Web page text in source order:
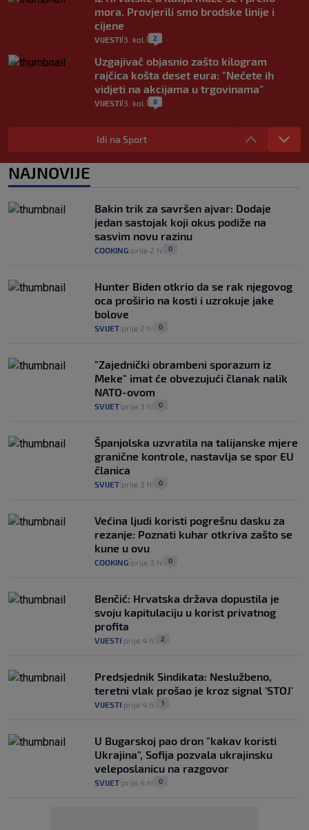
mora. Provjerili smo brodske linije i
cijene
VIJESTI 3. kol. 2
Uzgajivač objasnio zašto kilogram
rajčica košta deset eura: "Nećete ih
vidjeti na akcijama u trgovinama"
VIJESTI 3. kol. 8
Selidba je jedno od stresnijih iskustava.
Evo aktualnih cijena i nekoliko savjeta
0
automobilom na Hvar iz Zagreba, a
koliko iz Osijeka
VIJESTI 14
Idi na Sport
NAJNOVIJE
Bakin trik za savršen ajvar: Dodaje
jedan sastojak koji okus podiže na
sasvim novu razinu
COOKING prije 2 h 0
Hunter Biden otkrio da se rak njegovog
oca proširio na kosti i uzrokuje jake
bolove
SVIJET prije 2 h 0
"Zajednički obrambeni sporazum iz
Meke" imat će obvezujući članak nalik
NATO-ovom
SVIJET prije 3 h 0
Španjolska uzvratila na talijanske mjere
granične kontrole, nastavlja se spor EU
članica
SVIJET prije 3 h 0
Većina ljudi koristi pogrešnu dasku za
rezanje: Poznati kuhar otkriva zašto se
kune u ovu
COOKING prije 3 h 0
Benčić: Hrvatska država dopustila je
svoju kapitulaciju u korist privatnog
profita
VIJESTI prije 4 h 2
Predsjednik Sindikata: Neslužbeno,
teretni vlak prošao je kroz signal 'STOJ'
VIJESTI prije 4 h 1
U Bugarskoj pao dron "kakav koristi
Ukrajina", Sofija pozvala ukrajinsku
veleposlanicu na razgovor
SVIJET prije 4 h 0